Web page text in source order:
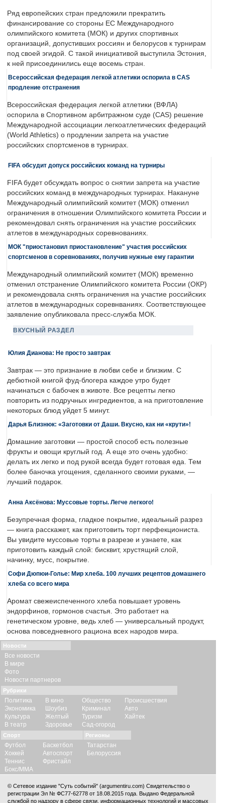
Ряд европейских стран предложили прекратить
финансирование со стороны ЕС Международного
олимпийского комитета (МОК) и других спортивных
организаций, допустивших россиян и белорусов к турнирам
под своей эгидой. С такой инициативой выступила Эстония,
к ней присоединились еще восемь стран.
Всероссийская федерация легкой атлетики оспорила в CAS
продление отстранения
Всероссийская федерация легкой атлетики (ВФЛА)
оспорила в Спортивном арбитражном суде (CAS) решение
Международной ассоциации легкоатлетических федераций
(World Athletics) о продлении запрета на участие
российских спортсменов в турнирах.
FIFA обсудит допуск российских команд на турниры
FIFA будет обсуждать вопрос о снятии запрета на участие
российских команд в международных турнирах. Накануне
Международный олимпийский комитет (МОК) отменил
ограничения в отношении Олимпийского комитета России и
рекомендовал снять ограничения на участие российских
атлетов в международных соревнованиях.
МОК "приостановил приостановление" участия российских
спортсменов в соревнованиях, получив нужные ему гарантии
Международный олимпийский комитет (МОК) временно
отменил отстранение Олимпийского комитета России (ОКР)
и рекомендовала снять ограничения на участие российских
атлетов в международных соревнваниях. Соответствующее
заявление опубликовала пресс-служба МОК.
ВКУСНЫЙ РАЗДЕЛ
Юлия Дианова: Не просто завтрак
Завтрак — это признание в любви себе и близким. С
дебютной книгой фуд-блогера каждое утро будет
начинаться с бабочек в животе. Все рецепты легко
повторить из подручных ингредиентов, а на приготовление
некоторых блюд уйдет 5 минут.
Дарья Близнюк: «Заготовки от Даши. Вкусно, как ни «крути»!
Домашние заготовки — простой способ есть полезные
фрукты и овощи круглый год. А еще это очень удобно:
делать их легко и под рукой всегда будет готовая еда. Тем
более баночка угощения, сделанного своими руками, —
лучший подарок.
Анна Аксёнова: Муссовые торты. Легче легкого!
Безупречная форма, гладкое покрытие, идеальный разрез
— книга расскажет, как приготовить торт перфекциониста.
Вы увидите муссовые торты в разрезе и узнаете, как
приготовить каждый слой: бисквит, хрустящий слой,
начинку, мусс, покрытие.
Софи Дюпюи-Голье: Мир хлеба. 100 лучших рецептов домашнего
хлеба со всего мира
Аромат свежеиспеченного хлеба повышает уровень
эндорфинов, гормонов счастья. Это работает на
генетическом уровне, ведь хлеб — универсальный продукт,
основа повседневного рациона всех народов мира.
Новости
Все новости
В мире
Фото
Новости партнеров
Рубрики
Политика
Экономика
Культура
В театр
В кино
Шоубиз
Желтый
Здоровье
Общество
Криминал
Туризм
Сад-огород
Происшествия
Авто
Хайтек
Спорт
Футбол
Хоккей
Теннис
Бокс/ММА
Баскетбол
Автоспорт
Фристайл
Регионы
Татарстан
Белоруссия
© Сетевое издание "Суть событий" (argumentiru.com) Свидетельство о
регистрации Эл № ФС77-62778 от 18.08.2015 года. Выдано Федеральной
службой по надзору в сфере связи, информационных технологий и массовых